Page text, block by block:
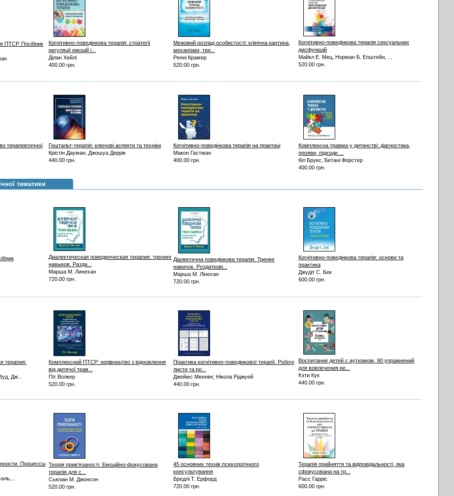
ПТСР. Посібник
Когнітивно-поведінкова терапія: стратегії
регуляції емоцій і...
Ділан Хейлі
400.00 грн.
Межовий розлад особистості: клінічна картина,
механізми, тер...
Ренні Крамер
520.00 грн.
Когнітивно-поведінкова терапія сексуальних
дисфункцій
Майкл Е. Мец, Норман Б. Епштейн, ...
520.00 грн.
терапевтичної
Гештальт-терапія: ключові аспекти та техніки
Крістін Дауман, Джошуа Деррік
440.00 грн.
Когнітивно-поведінкова терапія на практиці
Макон Гастман
400.00 грн.
Комплексна травма у дитинстві: діагностика,
прояви, підходи ...
Кіл Брукс, Бетані Форстер
400.00 грн.
тематики
Диалектическая поведенческая терапия: тренинг
навыков. Разда...
Марша М. Линехан
720.00 грн.
Діалектична поведінкова терапія. Тренінг
навичок. Роздаткові...
Марша М. Лінехан
720.00 грн.
Когнітивно-поведінкова терапія: основи та
практика
Джудіт С. Бек
600.00 грн.
терапия:
Дж...
Комплексний ПТСР: керівництво з відновлення
від дитячої трав...
Піт Волкер
520.00 грн.
Практика когнітивно-поведінкової терапії. Робочі
листи та ро...
Джеймс Меннінг, Нікола Ріджуей
440.00 грн.
Воспитание детей с аутизмом. 90 упражнений
для вовлечения ре...
Кэти Кук
440.00 грн.
Процессы Теорія прив'язаності. Емоційно-фокусована
терапія для с...
Сьюзан М. Джонсон
520.00 грн.
45 основних технік психологічного
консультування
Бредлі Т. Ерфорд
720.00 грн.
Терапія прийняття та відповідальності, яка
сфокусована на тр...
Расс Гарріс
600.00 грн.